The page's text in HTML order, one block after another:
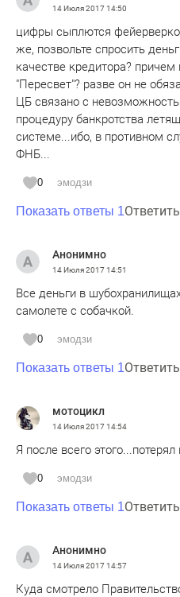
14 Июля 201714:50
цифры сыплются
же, позвольте спросить
качестве кредитора? причем
"Пересвет"? разве он не
ЦБ связано с
процедуру банкротства
системе...ибо, в противном
ФНБ...
0 эмодзи
Показать ответы 1Ответить
Анонимно
14 Июля 201714:51
Все деньги в
самолете с собачкой.
0 эмодзи
Показать ответы 1Ответить
мотоцикл
14 Июля 201714:54
Я после всего
0 эмодзи
Показать ответы 1Ответить
Анонимно
14 Июля 201714:57
Куда смотрело